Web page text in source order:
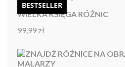
BESTSELLER
WIELKA KSIĘGA RÓŻNIC
Oceniono
99,99 zł